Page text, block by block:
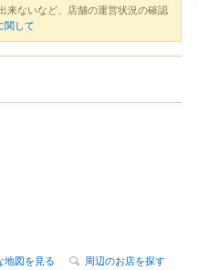
来ないなど、店舗の運営状況の確認
関して
地図を見る 周辺のお店を探す